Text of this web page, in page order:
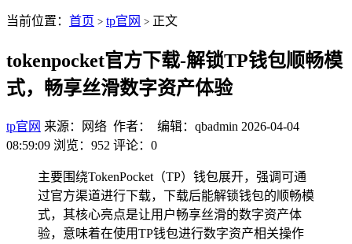
当前位置： 首页 > tp官网 > 正文
tokenpocket官方下载-解锁TP钱包顺畅模
式，畅享丝滑数字资产体验
tp官网 来源：网络 作者： 编辑：qbadmin 2026-04-04
08:59:09 浏览：952 评论：0
主要围绕TokenPocket（TP）钱包展开，强调可通
过官方渠道进行下载，下载后能解锁钱包的顺畅模
式，其核心亮点是让用户畅享丝滑的数字资产体
验，意味着在使用TP钱包进行数字资产相关操作